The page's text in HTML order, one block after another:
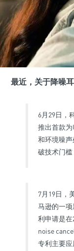
最近，关于降噪
6月29日，
推出首款为
和环境噪
破技术门槛
7月19日，
马逊的一
利申请是在
noise
专利主要